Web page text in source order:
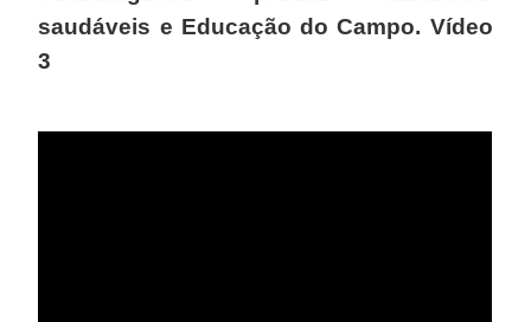
saudáveis e Educação do Campo. Vídeo
3